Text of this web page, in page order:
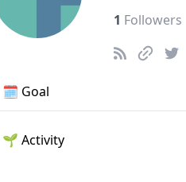
1 Followers
🗓️ Goal
🌱 Activity